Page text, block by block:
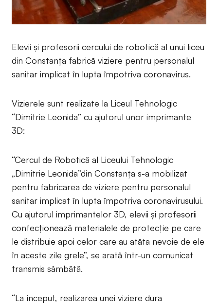
Elevii și profesorii cercului de robotică al unui liceu
din Constanța fabrică viziere pentru personalul
sanitar implicat în lupta împotriva coronavirus.
Vizierele sunt realizate la Liceul Tehnologic
“Dimitrie Leonida” cu ajutorul unor imprimante
3D:
“Cercul de Robotică al Liceului Tehnologic
„Dimitrie Leonida”din Constanța s-a mobilizat
pentru fabricarea de viziere pentru personalul
sanitar implicat în lupta împotriva coronavirusului.
Cu ajutorul imprimantelor 3D, elevii și profesorii
confecționează materialele de protecție pe care
le distribuie apoi celor care au atâta nevoie de ele
în aceste zile grele”, se arată într-un comunicat
transmis sâmbătă.
“La început, realizarea unei viziere dura